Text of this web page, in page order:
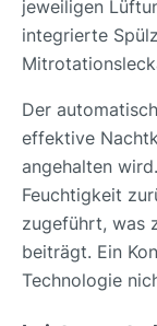
jeweiligen
integrierte
Der
effektive
angehalten
Feuchtigkeit
zugeführt, was
beiträgt. Ein
Technologie